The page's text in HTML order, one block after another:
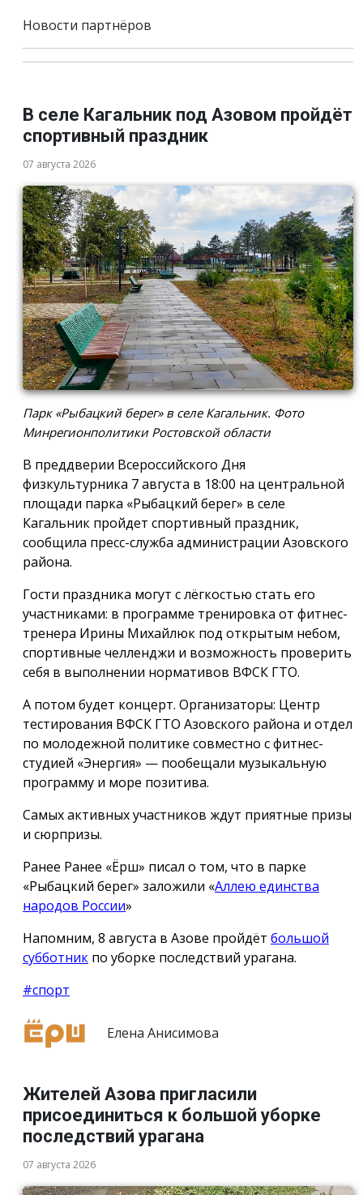
Новости партнёров
В селе Кагальник под Азовом пройдёт
спортивный праздник
07 августа 2026
Парк «Рыбацкий берег» в селе Кагальник. Фото
Минрегионполитики Ростовской области
В преддверии Всероссийского Дня
физкультурника 7 августа в 18:00 на центральной
площади парка «Рыбацкий берег» в селе
Кагальник пройдет спортивный праздник,
сообщила пресс-служба администрации Азовского
района.
Гости праздника могут с лёгкостью стать его
участниками: в программе тренировка от фитнес-
тренера Ирины Михайлюк под открытым небом,
спортивные челленджи и возможность проверить
себя в выполнении нормативов ВФСК ГТО.
А потом будет концерт. Организаторы: Центр
тестирования ВФСК ГТО Азовского района и отдел
по молодежной политике совместно с фитнес-
студией «Энергия» — пообещали музыкальную
программу и море позитива.
Самых активных участников ждут приятные призы
и сюрпризы.
Ранее Ранее «Ёрш» писал о том, что в парке
«Рыбацкий берег» заложили «Аллею единства
народов России»
Напомним, 8 августа в Азове пройдёт большой
субботник по уборке последствий урагана.
#спорт
Елена Анисимова
Жителей Азова пригласили
присоединиться к большой уборке
последствий урагана
07 августа 2026